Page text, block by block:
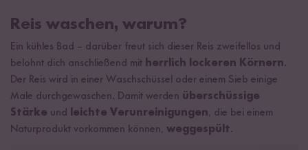
Reis waschen, warum?
Ein kühles Bad – darüber freut sich dieser Reis zweifellos und
belohnt dich anschließend mit herrlich lockeren Körnern.
Der Reis wird in einer Waschschüssel oder einem Sieb einige
Male durchgewaschen. Damit werden überschüssige
Stärke und leichte Verunreinigungen, die bei einem
Naturprodukt vorkommen können, weggespült.